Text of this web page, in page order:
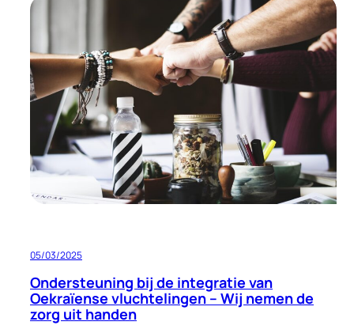
aan
menswaardige
huisvesting
05/03/2025
Ondersteuning bij de integratie van
Oekraïense vluchtelingen – Wij nemen de
zorg uit handen